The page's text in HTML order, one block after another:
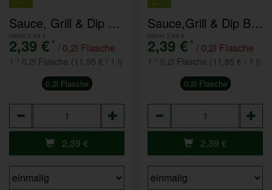
Sauce, Grill & Dip Sweet Chili
bisher 2,99 €
2,39 € * / 0,2l Flasche
1 * 0,2l Flasche (11,95 € / 1 l)
0,2l Flasche
2,39 €
Sauce,Grill & Dip Burger
bisher 2,99 €
2,39 € * / 0,2l Flasche
1 * 0,2l Flasche (11,95 € / 1 l)
0,2l Flasche
2,39 €